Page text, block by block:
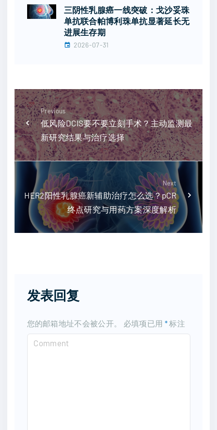
三阴性乳腺癌一线突破：戈沙妥珠
单抗联合帕博利珠单抗显著延长无
进展生存期
2026-07-31
Previous
低风险DCIS要不要立刻手术？主动监测最
新研究结果与治疗选择
Next
HER2阳性乳腺癌新辅助治疗怎么选？pCR
终点研究与用药方案深度解析
发表回复
您的邮箱地址不会被公开。 必填项已用 *标注